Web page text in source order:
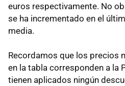
euros respectivamente. No
se ha incrementado en el
media.
Recordamos que los precios
en la tabla corresponden a la
tienen aplicados ningún